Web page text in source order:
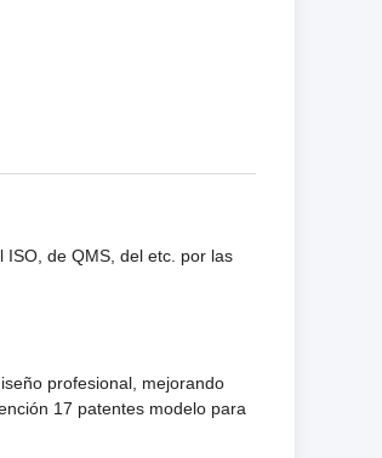
de QMS, del etc. por las
profesional, mejorando
17 patentes modelo para